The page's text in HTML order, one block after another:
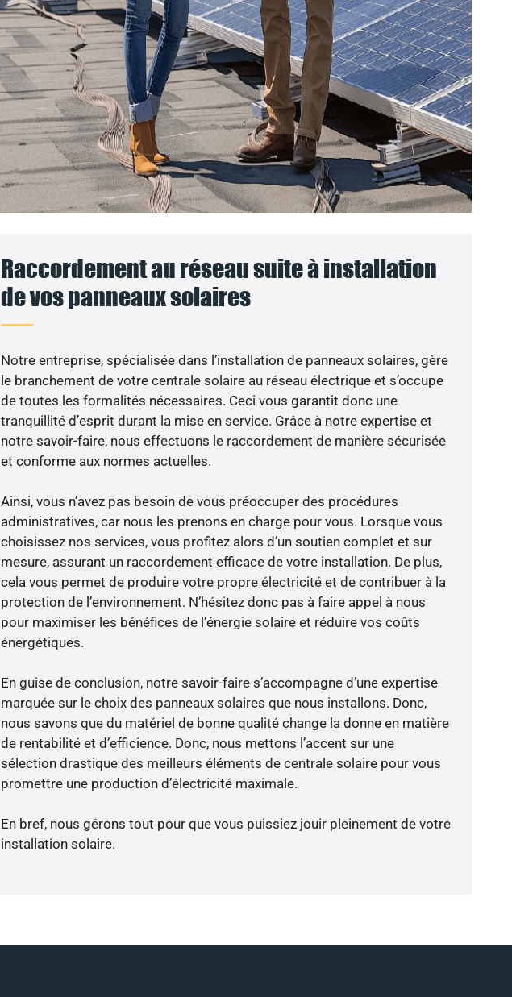
Raccordement au réseau suite à installation
de vos panneaux solaires
Notre entreprise, spécialisée dans l’installation de panneaux solaires, gère
le branchement de votre centrale solaire au réseau électrique et s’occupe
de toutes les formalités nécessaires. Ceci vous garantit donc une
tranquillité d’esprit durant la mise en service. Grâce à notre expertise et
notre savoir-faire, nous effectuons le raccordement de manière sécurisée
et conforme aux normes actuelles.
Ainsi, vous n’avez pas besoin de vous préoccuper des procédures
administratives, car nous les prenons en charge pour vous. Lorsque vous
choisissez nos services, vous profitez alors d’un soutien complet et sur
mesure, assurant un raccordement efficace de votre installation. De plus,
cela vous permet de produire votre propre électricité et de contribuer à la
protection de l’environnement. N’hésitez donc pas à faire appel à nous
pour maximiser les bénéfices de l’énergie solaire et réduire vos coûts
énergétiques.
En guise de conclusion, notre savoir-faire s’accompagne d’une expertise
marquée sur le choix des panneaux solaires que nous installons. Donc,
nous savons que du matériel de bonne qualité change la donne en matière
de rentabilité et d’efficience. Donc, nous mettons l’accent sur une
sélection drastique des meilleurs éléments de centrale solaire pour vous
promettre une production d’électricité maximale.
En bref, nous gérons tout pour que vous puissiez jouir pleinement de votre
installation solaire.